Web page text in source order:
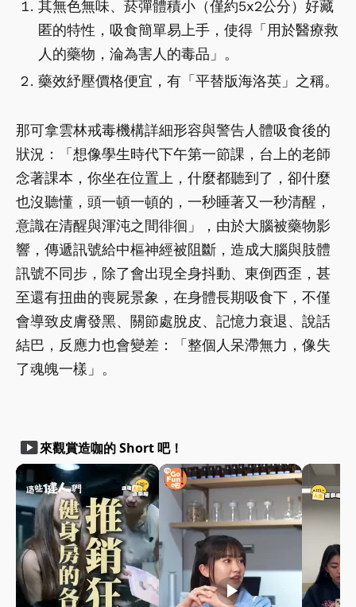
其無色無味、菸彈體積小（僅約5x2公分）好藏
匿的特性，吸食簡單易上手，使得「用於醫療救
人的藥物，淪為害人的毒品」。
藥效紓壓價格便宜，有「平替版海洛英」之稱。
那可拿雲林戒毒機構詳細形容與警告人體吸食後的
狀況：「想像學生時代下午第一節課，台上的老師
念著課本，你坐在位置上，什麼都聽到了，卻什麼
也沒聽懂，頭一頓一頓的，一秒睡著又一秒清醒，
意識在清醒與渾沌之間徘徊」，由於大腦被藥物影
響，傳遞訊號給中樞神經被阻斷，造成大腦與肢體
訊號不同步，除了會出現全身抖動、東倒西歪，甚
至還有扭曲的喪屍景象，在身體長期吸食下，不僅
會導致皮膚發黑、關節處脫皮、記憶力衰退、說話
結巴，反應力也會變差：「整個人呆滯無力，像失
了魂魄一樣」。
smart_display來觀賞造咖的 Short 吧！
play_arrow play_arrow